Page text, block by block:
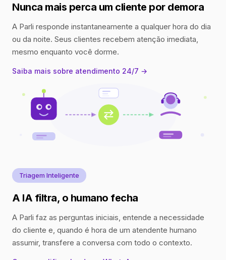
Nunca mais perca um cliente por demora
A Parli responde instantaneamente a qualquer hora do dia
ou da noite. Seus clientes recebem atenção imediata,
mesmo enquanto você dorme.
Saiba mais sobre atendimento 24/7 →
Triagem Inteligente
A IA filtra, o humano fecha
A Parli faz as perguntas iniciais, entende a necessidade
do cliente e, quando é hora de um atendente humano
assumir, transfere a conversa com todo o contexto.